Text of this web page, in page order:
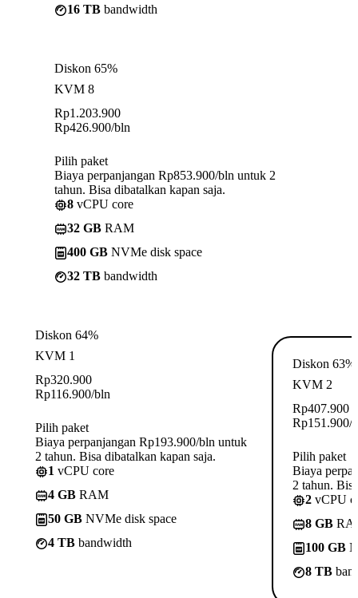
16 TB bandwidth
Diskon 65%
KVM 8
Rp1.203.900
Rp426.900/bln
Pilih paket
Biaya perpanjangan Rp853.900/bln untuk 2
tahun. Bisa dibatalkan kapan saja.
8 vCPU core
32 GB RAM
400 GB NVMe disk space
32 TB bandwidth
Diskon 64%
KVM 1
Rp320.900
Rp116.900/bln
Pilih paket
Biaya perpanjangan Rp193.900/bln untuk
2 tahun. Bisa dibatalkan kapan saja.
1 vCPU core
4 GB RAM
50 GB NVMe disk space
4 TB bandwidth
Diskon 63%
KVM 2
Rp407.900
Rp151.900/
Pilih paket
Biaya
2 tahun.
2 vCPU
8 GB
100 GB
8 TB